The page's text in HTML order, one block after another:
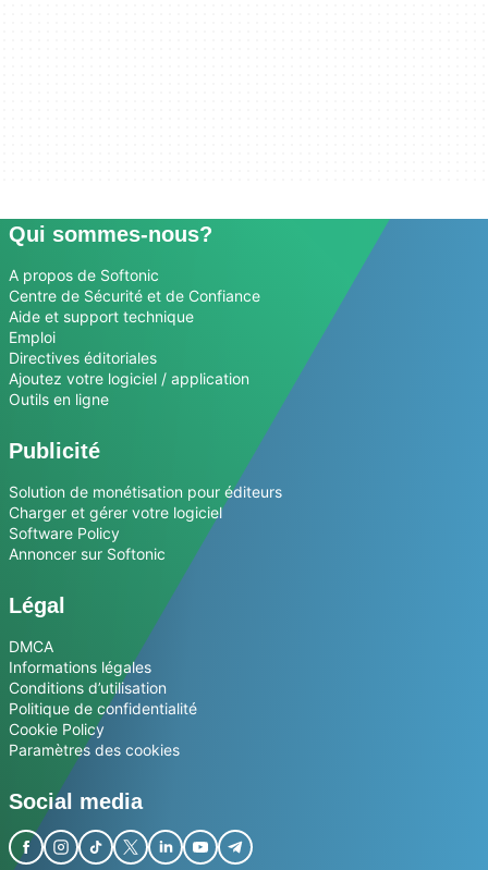
Qui sommes-nous?
A propos de Softonic
Centre de Sécurité et de Confiance
Aide et support technique
Emploi
Directives éditoriales
Ajoutez votre logiciel / application
Outils en ligne
Publicité
Solution de monétisation pour éditeurs
Charger et gérer votre logiciel
Software Policy
Annoncer sur Softonic
Légal
DMCA
Informations légales
Conditions d’utilisation
Politique de confidentialité
Cookie Policy
Paramètres des cookies
Social media